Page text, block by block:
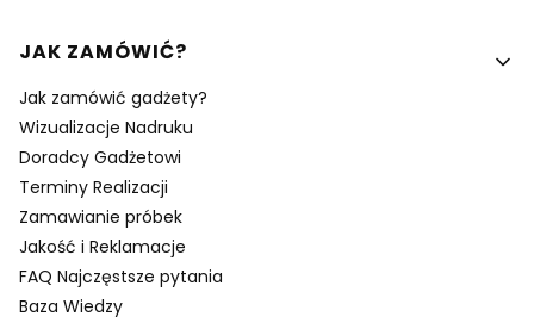
Linki w stopce
JAK ZAMÓWIĆ?
Jak zamówić gadżety?
Wizualizacje Nadruku
Doradcy Gadżetowi
Terminy Realizacji
Zamawianie próbek
Jakość i Reklamacje
FAQ Najczęstsze pytania
Baza Wiedzy